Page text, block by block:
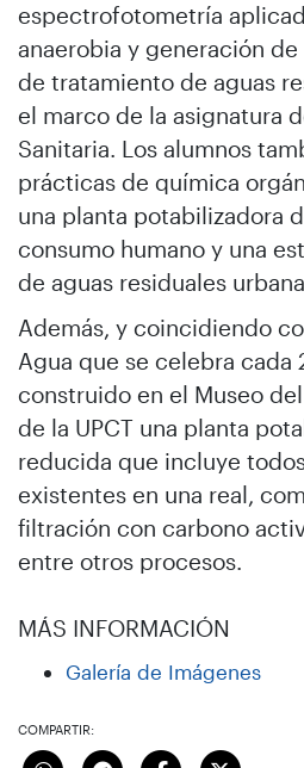
espectrofotometría
anaerobia y generación
de tratamiento de aguas
el marco de la asignatura
Sanitaria. Los alumnos
prácticas de química
una planta potabilizadora
consumo humano y una
de aguas residuales
Además, y coincidiendo
Agua que se celebra cada
construido en el Museo
de la UPCT una planta
reducida que incluye
existentes en una real,
filtración con carbono
entre otros procesos.
MÁS INFORMACIÓN
Galería de Imágenes
COMPARTIR: